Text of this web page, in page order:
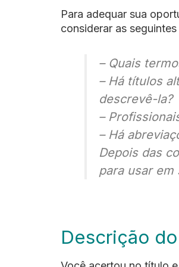
Para adequar sua
considerar as
– Quais
– Há títulos
descrevê-la?
–
– Há
Depois das
para usar em
Descrição